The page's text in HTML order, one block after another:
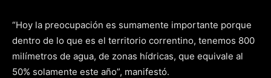
“Hoy la preocupación es sumamente importante porque
dentro de lo que es el territorio correntino, tenemos 800
milímetros de agua, de zonas hídricas, que equivale al
50% solamente este año”, manifestó.